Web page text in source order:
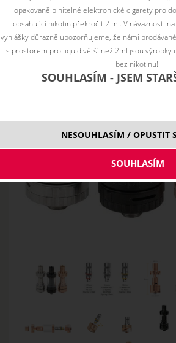
opakovaně plnitelné elektronické cigarety pro
obsahující nikotin překročit 2 ml. V návaznosti
vyhlášky důrazně upozorňujeme, že námi
s prostorem pro liquid větší než 2ml jsou výrobky
bez nikotinu!
SOUHLASÍM - JSEM
NESOUHLASÍM / OPUSTIT